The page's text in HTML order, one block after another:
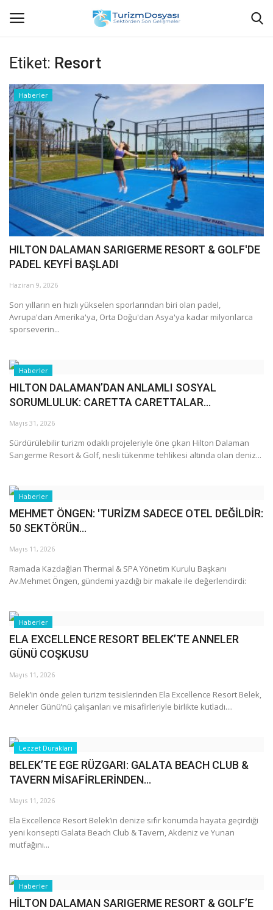
Anasayfa
Bize Ulaşın
Künye
Halil ÖNCÜ kimdir?
KVKK Aydınlatma Metni
Haberler
Görüntülü
Araştırma - İnceleme
Lezzet Durakları
Röportajlar
Gezi - Yorum
Sizlerden Gelenler
Yorumlar
Video Tanıtım
Köşe Yazarları
Galeri
Etiket: Resort
Haberler
HILTON DALAMAN SARIGERME RESORT & GOLF'DE
PADEL KEYFİ BAŞLADI
Haziran 9, 2026
Son yılların en hızlı yükselen sporlarından biri olan padel,
Avrupa'dan Amerika'ya, Orta Doğu'dan Asya'ya kadar milyonlarca
sporseverin...
Haberler
HILTON DALAMAN’DAN ANLAMLI SOSYAL
SORUMLULUK: CARETTA CARETTALAR...
Mayıs 31, 2026
Sürdürülebilir turizm odaklı projeleriyle öne çıkan Hilton Dalaman
Sarıgerme Resort & Golf, nesli tükenme tehlikesi altında olan deniz...
Haberler
MEHMET ÖNGEN: 'TURİZM SADECE OTEL DEĞİLDİR:
50 SEKTÖRÜN...
Mayıs 11, 2026
Ramada Kazdağları Thermal & SPA Yönetim Kurulu Başkanı
Av.Mehmet Öngen, gündemi yazdığı bir makale ile değerlendirdi:
Haberler
ELA EXCELLENCE RESORT BELEK’TE ANNELER
GÜNÜ COŞKUSU
Mayıs 11, 2026
Belek’in önde gelen turizm tesislerinden Ela Excellence Resort Belek,
Anneler Günü’nü çalışanları ve misafirleriyle birlikte kutladı....
Lezzet Durakları
BELEK’TE EGE RÜZGARI: GALATA BEACH CLUB &
TAVERN MİSAFİRLERİNDEN...
Mayıs 11, 2026
Ela Excellence Resort Belek’in denize sıfır konumda hayata geçirdiği
yeni konsepti Galata Beach Club & Tavern, Akdeniz ve Yunan
mutfağını...
Haberler
HİLTON DALAMAN SARIGERME RESORT & GOLF’E